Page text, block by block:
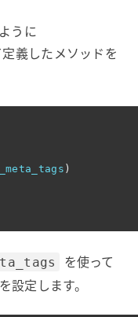
うに
義したメソッドを
)
を使って
定します。